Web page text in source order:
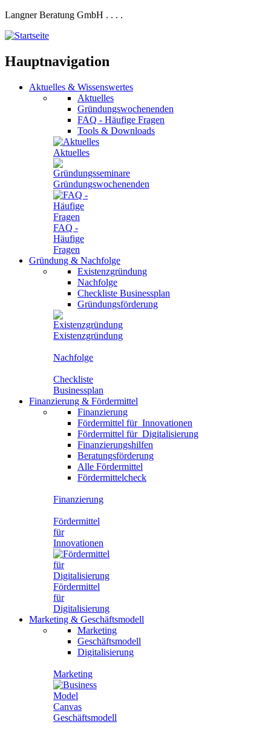
Langner Beratung GmbH . . . .
Hauptnavigation
Aktuelles & Wissenswertes
Aktuelles
Gründungswochenenden
FAQ - Häufige Fragen
Tools & Downloads
Aktuelles
Gründungswochenenden
FAQ -
Häufige
Fragen
Gründung & Nachfolge
Existenzgründung
Nachfolge
Checkliste Businessplan
Gründungsförderung
Existenzgründung
Nachfolge
Checkliste
Businessplan
Finanzierung & Fördermittel
Finanzierung
Fördermittel für Innovationen
Fördermittel für Digitalisierung
Finanzierungshilfen
Beratungsförderung
Alle Fördermittel
Fördermittelcheck
Finanzierung
Fördermittel
für
Innovationen
Fördermittel
für
Digitalisierung
Marketing & Geschäftsmodell
Marketing
Geschäftsmodell
Digitalisierung
Marketing
Geschäftsmodell